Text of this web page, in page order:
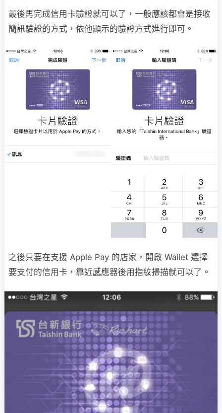
最後再完成信用卡驗證就可以了，一般應該都會是接收
簡訊驗證的方式，依他顯示的驗證方式進行即可。
之後只要在支援 Apple Pay 的店家，開啟 Wallet 選擇
要支付的信用卡，靠近感應器後用指紋掃描就可以了。